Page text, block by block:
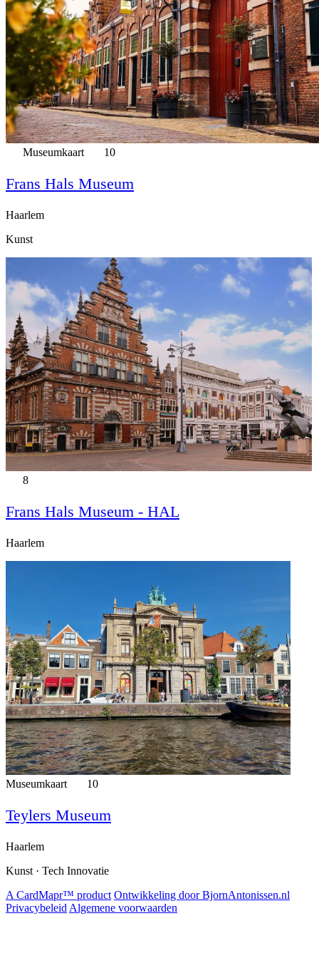
Museumkaart 10
Frans Hals Museum
Haarlem
Kunst
8
Frans Hals Museum - HAL
Haarlem
Museumkaart 10
Teylers Museum
Haarlem
Kunst · Tech Innovatie
A CardMapr™ product Ontwikkeling door BjornAntonissen.nl
Privacybeleid Algemene voorwaarden